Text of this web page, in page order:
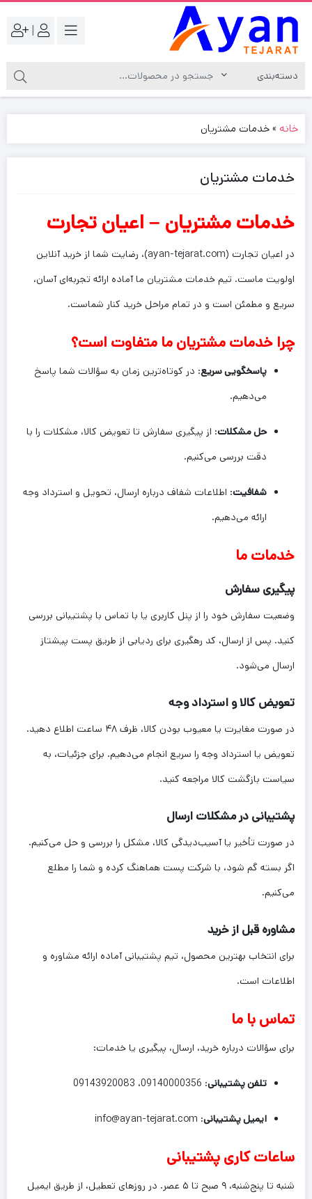
|
خانه »خدمات مشتریان
خدمات مشتریان
خدمات مشتریان – اعیان تجارت
در اعیان تجارت (ayan-tejarat.com)، رضایت شما از خرید آنلاین
اولویت ماست. تیم خدمات مشتریان ما آماده ارائه تجربه‌ای آسان،
سریع و مطمئن است و در تمام مراحل خرید کنار شماست.
چرا خدمات مشتریان ما متفاوت است؟
پاسخگویی سریع: در کوتاه‌ترین زمان به سؤالات شما پاسخ
می‌دهیم.
حل مشکلات: از پیگیری سفارش تا تعویض کالا، مشکلات را با
دقت بررسی می‌کنیم.
شفافیت: اطلاعات شفاف درباره ارسال، تحویل و استرداد وجه
ارائه می‌دهیم.
خدمات ما
پیگیری سفارش
وضعیت سفارش خود را از پنل کاربری یا با تماس با پشتیبانی بررسی
کنید. پس از ارسال، کد رهگیری برای ردیابی از طریق پست پیشتاز
ارسال می‌شود.
تعویض کالا و استرداد وجه
در صورت مغایرت یا معیوب بودن کالا، ظرف ۴۸ ساعت اطلاع دهید.
تعویض یا استرداد وجه را سریع انجام می‌دهیم. برای جزئیات، به
سیاست بازگشت کالا مراجعه کنید.
پشتیبانی در مشکلات ارسال
در صورت تأخیر یا آسیب‌دیدگی کالا، مشکل را بررسی و حل می‌کنیم.
اگر بسته گم شود، با شرکت پست هماهنگ کرده و شما را مطلع
می‌کنیم.
مشاوره قبل از خرید
برای انتخاب بهترین محصول، تیم پشتیبانی آماده ارائه مشاوره و
اطلاعات است.
تماس با ما
برای سؤالات درباره خرید، ارسال، پیگیری یا خدمات:
تلفن پشتیبانی: 09140000356، 09143920083
ایمیل پشتیبانی: info@ayan-tejarat.com
ساعات کاری پشتیبانی
شنبه تا پنج‌شنبه، ۹ صبح تا ۵ عصر. در روزهای تعطیل، از طریق ایمیل